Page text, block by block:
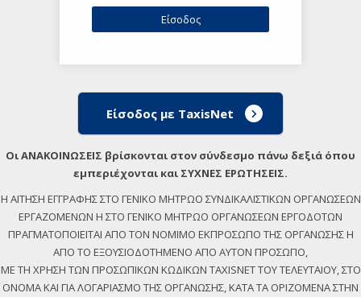
Είσοδος με TaxisNet
Οι ΑΝΑΚΟΙΝΩΣΕΙΣ βρίσκονται στον σύνδεσμο πάνω δεξιά όπου
εμπεριέχονται και ΣΥΧΝΕΣ ΕΡΩΤΗΣΕΙΣ.
Η ΑΙΤΗΣΗ ΕΓΓΡΑΦΗΣ ΣΤΟ ΓΕΝΙΚΟ ΜΗΤΡΩΟ ΣΥΝΔΙΚΑΛΙΣΤΙΚΩΝ ΟΡΓΑΝΩΣΕΩΝ
ΕΡΓΑΖΟΜΕΝΩΝ Η ΣΤΟ ΓΕΝΙΚΟ ΜΗΤΡΩΟ ΟΡΓΑΝΩΣΕΩΝ ΕΡΓΟΔΟΤΩΝ
ΠΡΑΓΜΑΤΟΠΟΙΕΙΤΑΙ ΑΠΟ ΤΟΝ ΝΟΜΙΜΟ ΕΚΠΡΟΣΩΠΟ ΤΗΣ ΟΡΓΑΝΩΣΗΣ Η
ΑΠΟ ΤΟ ΕΞΟΥΣΙΟΔΟΤΗΜΕΝΟ ΑΠΟ ΑΥΤΟΝ ΠΡΟΣΩΠΟ,
ΜΕ ΤΗ ΧΡΗΣΗ ΤΩΝ ΠΡΟΣΩΠΙΚΩΝ ΚΩΔΙΚΩΝ TAXISNET ΤΟΥ ΤΕΛΕΥΤΑΙΟΥ, ΣΤΟ
ΟΝΟΜΑ ΚΑΙ ΓΙΑ ΛΟΓΑΡΙΑΣΜΟ ΤΗΣ ΟΡΓΑΝΩΣΗΣ, ΚΑΤΑ ΤΑ ΟΡΙΖΟΜΕΝΑ ΣΤΗΝ